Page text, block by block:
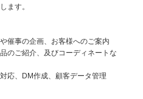
ます。
催事の企画、お客様へのご案内
のご紹介、及びコーディネートな
対応、DM作成、顧客データ管理